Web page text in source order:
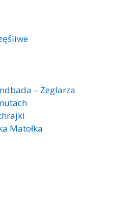
– Żeglarza
Matołka